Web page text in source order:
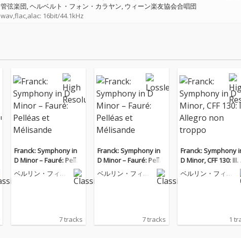
管弦楽団 ヘルベルト・フォン・カラヤン ウィーン楽友協会合唱団
wav,flac,alac: 16bit/44.1kHz
Franck: Symphony in
D Minor – Fauré: Pellé
as et Mélisande
ベルリン・フィル
7 tracks
Franck: Symphony in
D Minor – Fauré: Pellé
as et Mélisande
ベルリン・フィル
7 tracks
Franck: Symphony
D Minor, CFF 130: III.
egro non troppo
ベルリン・フィル
1